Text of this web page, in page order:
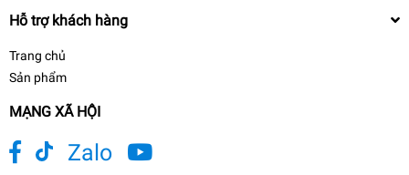
Hỗ trợ khách hàng
Trang chủ
Sản phẩm
MẠNG XÃ HỘI
Zalo